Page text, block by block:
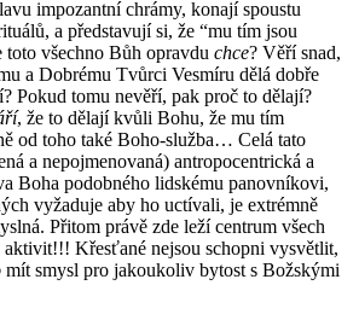
impozantní chrámy, konají spoustu
a představují si, že “mu tím jsou
všechno Bůh opravdu chce? Věří snad,
a Dobrému Tvůrci Vesmíru dělá dobře
Pokud tomu nevěří, pak proč to dělají?
, že to dělají kvůli Bohu, že mu tím
od toho také Boho-služba… Celá tato
a nepojmenovaná) antropocentrická a
Boha podobného lidskému panovníkovi,
vyžaduje aby ho uctívali, je extrémně
Přitom právě zde leží centrum všech
Křesťané nejsou schopni vysvětlit,
mít smysl pro jakoukoliv bytost s Božskými